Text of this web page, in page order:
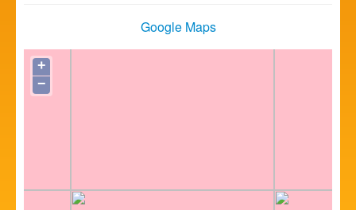
Google Maps
+
−